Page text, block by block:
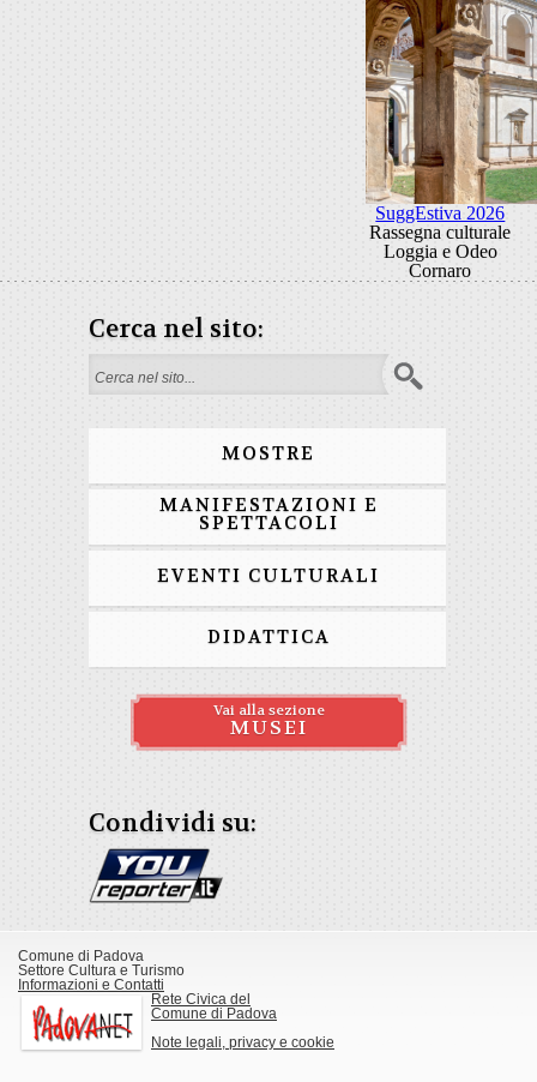
SuggEstiva 2026
Rassegna culturale
Loggia e Odeo
Cornaro
Cerca nel sito:
Form di ricerca
MOSTRE
MANIFESTAZIONI E
SPETTACOLI
EVENTI CULTURALI
DIDATTICA
Vai alla sezione
MUSEI
Condividi su:
Comune di Padova
Settore Cultura e Turismo
Informazioni e Contatti
Rete Civica del
Comune di Padova
Note legali, privacy e cookie